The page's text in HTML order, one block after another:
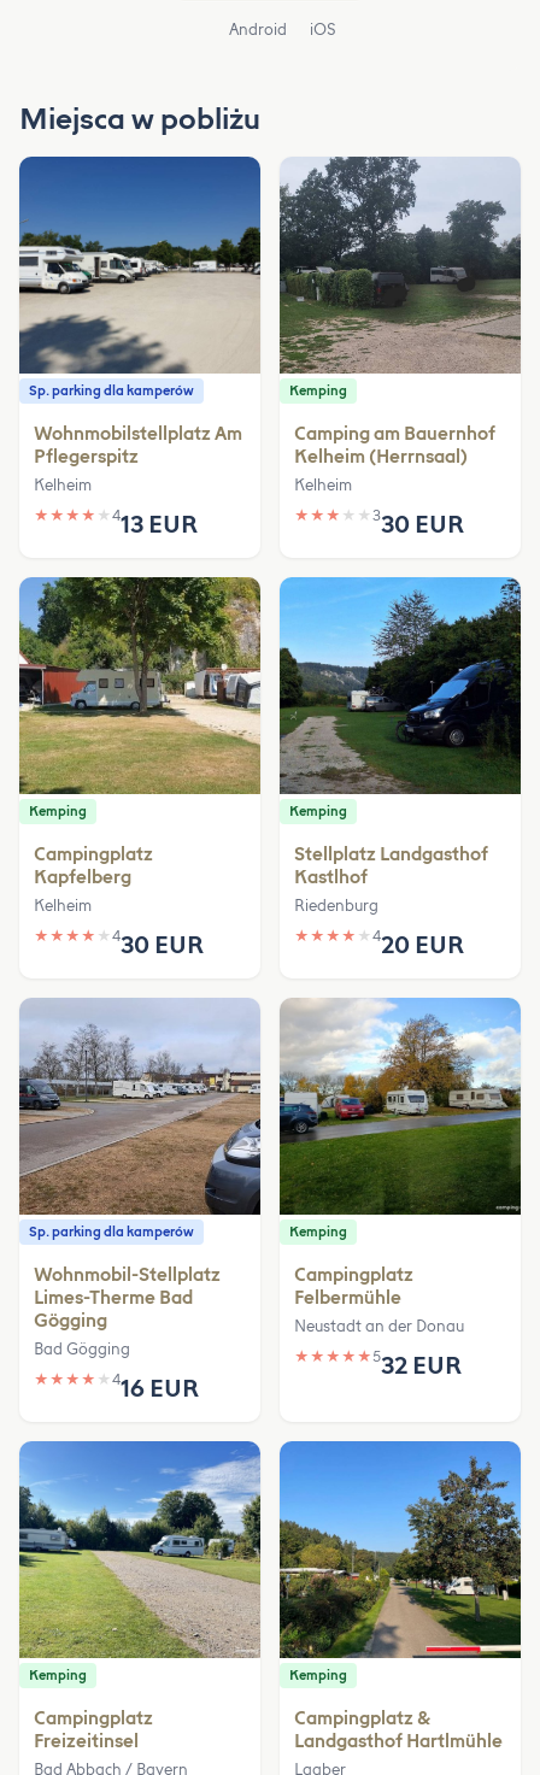
Android iOS
Miejsca w pobliżu
Sp. parking dla kamperów
Wohnmobilstellplatz Am
Pflegerspitz
Kelheim
★ ★ ★ ★ ★ 413 EUR
Kemping
Camping am Bauernhof
Kelheim (Herrnsaal)
Kelheim
★ ★ ★ ★ ★ 330 EUR
Kemping
Campingplatz
Kapfelberg
Kelheim
★ ★ ★ ★ ★ 430 EUR
Kemping
Stellplatz Landgasthof
Kastlhof
Riedenburg
★ ★ ★ ★ ★ 420 EUR
Sp. parking dla kamperów
Wohnmobil-Stellplatz
Limes-Therme Bad
Gögging
Bad Gögging
★ ★ ★ ★ ★ 416 EUR
Kemping
Campingplatz
Felbermühle
Neustadt an der Donau
★ ★ ★ ★ ★532 EUR
Kemping
Campingplatz
Freizeitinsel
Bad Abbach / Bayern
Kemping
Campingplatz &
Landgasthof Hartlmühle
Laaber